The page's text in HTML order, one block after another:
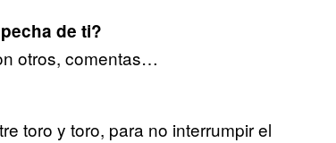
de ti?
otros, comentas…
toro y toro, para no interrumpir el